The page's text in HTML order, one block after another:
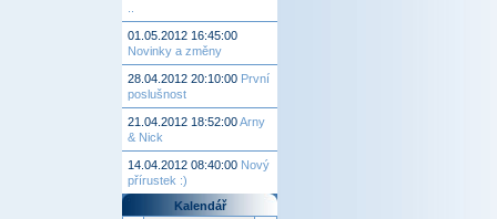
01.05.2012 16:45:00
Novinky a změny
28.04.2012 20:10:00 První
poslušnost
21.04.2012 18:52:00Arny
& Nick
14.04.2012 08:40:00 Nový
přírustek :)
Kalendář